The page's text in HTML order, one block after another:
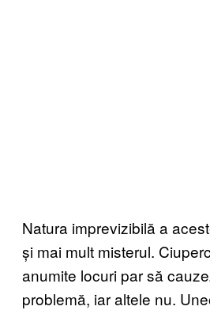
Natura imprevizibilă a
și mai mult misterul.
anumite locuri par să
problemă, iar altele nu.